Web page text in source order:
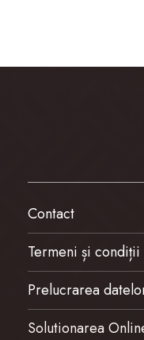
Contact
Termeni și condiții
Prelucrarea
Solutionarea